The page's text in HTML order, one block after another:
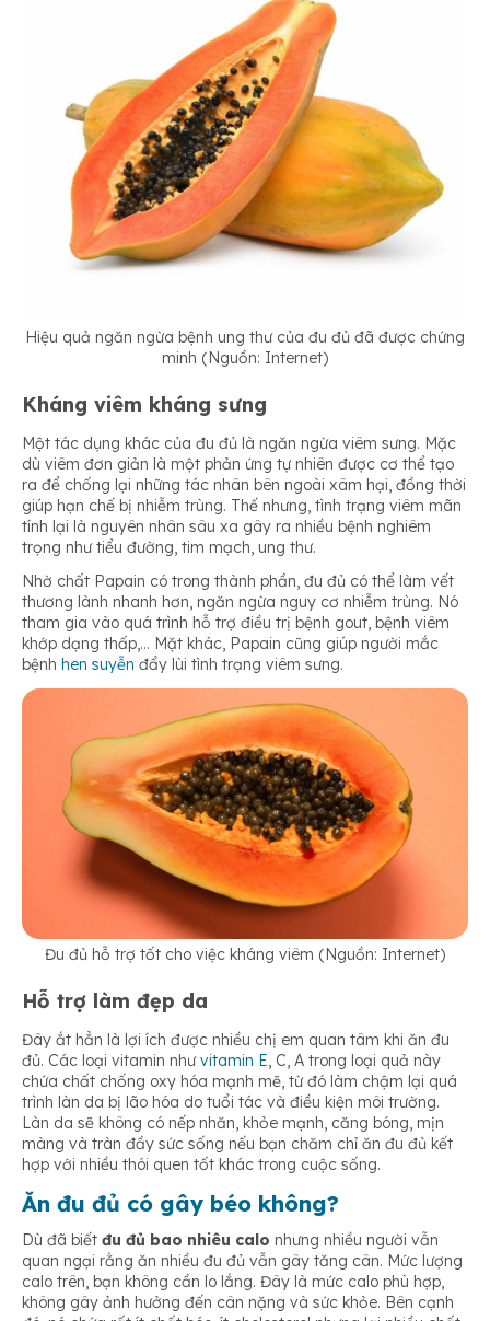
Hiệu quả ngăn ngừa bệnh ung thư của đu đủ đã được chứng
minh (Nguồn: Internet)
Kháng viêm kháng sưng
Một tác dụng khác của đu đủ là ngăn ngừa viêm sưng. Mặc
dù viêm đơn giản là một phản ứng tự nhiên được cơ thể tạo
ra để chống lại những tác nhân bên ngoài xâm hại, đồng thời
giúp hạn chế bị nhiễm trùng. Thế nhưng, tình trạng viêm mãn
tính lại là nguyên nhân sâu xa gây ra nhiều bệnh nghiêm
trọng như tiểu đường, tim mạch, ung thư.
Nhờ chất Papain có trong thành phần, đu đủ có thể làm vết
thương lành nhanh hơn, ngăn ngừa nguy cơ nhiễm trùng. Nó
tham gia vào quá trình hỗ trợ điều trị bệnh gout, bệnh viêm
khớp dạng thấp,… Mặt khác, Papain cũng giúp người mắc
bệnh hen suyễn đẩy lùi tình trạng viêm sưng.
Đu đủ hỗ trợ tốt cho việc kháng viêm (Nguồn: Internet)
Hỗ trợ làm đẹp da
Đây ắt hẳn là lợi ích được nhiều chị em quan tâm khi ăn đu
đủ. Các loại vitamin nhưvitamin E , C, A trong loại quả này
chứa chất chống oxy hóa mạnh mẽ, từ đó làm chậm lại quá
trình làn da bị lão hóa do tuổi tác và điều kiện môi trường.
Làn da sẽ không có nếp nhăn, khỏe mạnh, căng bóng, mịn
màng và tràn đầy sức sống nếu bạn chăm chỉ ăn đu đủ kết
hợp với nhiều thói quen tốt khác trong cuộc sống.
Ăn đu đủ có gây béo không?
Dù đã biết đu đủ bao nhiêu calo nhưng nhiều người vẫn
quan ngại rằng ăn nhiều đu đủ vẫn gây tăng cân. Mức lượng
calo trên, bạn không cần lo lắng. Đây là mức calo phù hợp,
không gây ảnh hưởng đến cân nặng và sức khỏe. Bên cạnh